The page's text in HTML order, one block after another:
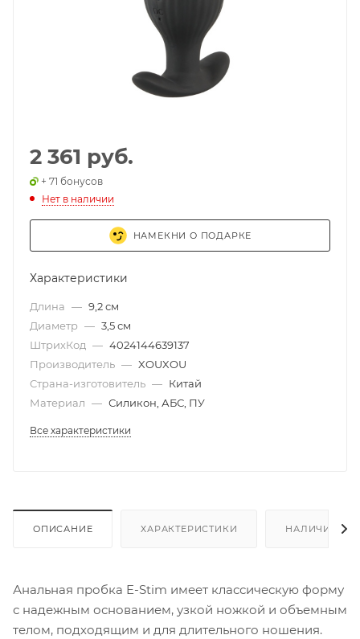
2 361 руб.
+ 71 бонусов
Нет в наличии
НАМЕКНИ О ПОДАРКЕ
Характеристики
Длина — 9,2 см
Диаметр — 3,5 см
ШтрихКод — 4024144639137
Производитель — XOUXOU
Страна-изготовитель — Китай
Материал — Силикон, АБС, ПУ
Все характеристики
ОПИСАНИЕ ХАРАКТЕРИСТИКИ НАЛИЧИЕ
Анальная пробка E-Stim имеет классическую форму
с надежным основанием, узкой ножкой и объемным
телом, подходящим и для длительного ношения.